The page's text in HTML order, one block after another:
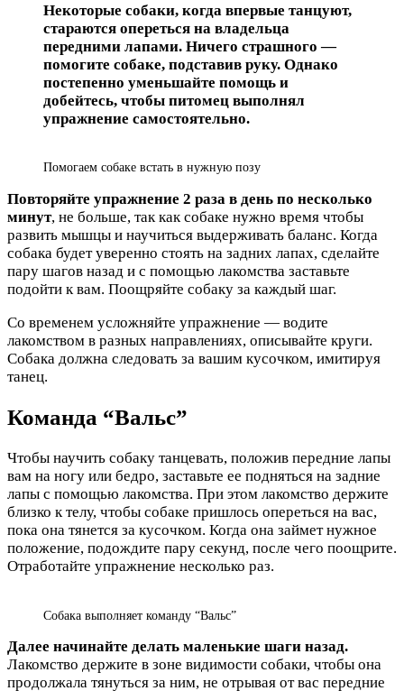
Некоторые собаки, когда впервые танцуют,
стараются опереться на владельца
передними лапами. Ничего страшного —
помогите собаке, подставив руку. Однако
постепенно уменьшайте помощь и
добейтесь, чтобы питомец выполнял
упражнение самостоятельно.
Помогаем собаке встать в нужную позу
Повторяйте упражнение 2 раза в день по несколько
минут, не больше, так как собаке нужно время чтобы
развить мышцы и научиться выдерживать баланс. Когда
собака будет уверенно стоять на задних лапах, сделайте
пару шагов назад и с помощью лакомства заставьте
подойти к вам. Поощряйте собаку за каждый шаг.
Со временем усложняйте упражнение — водите
лакомством в разных направлениях, описывайте круги.
Собака должна следовать за вашим кусочком, имитируя
танец.
Команда “Вальс”
Чтобы научить собаку танцевать, положив передние лапы
вам на ногу или бедро, заставьте ее подняться на задние
лапы с помощью лакомства. При этом лакомство держите
близко к телу, чтобы собаке пришлось опереться на вас,
пока она тянется за кусочком. Когда она займет нужное
положение, подождите пару секунд, после чего поощрите.
Отработайте упражнение несколько раз.
Собака выполняет команду “Вальс”
Далее начинайте делать маленькие шаги назад.
Лакомство держите в зоне видимости собаки, чтобы она
продолжала тянуться за ним, не отрывая от вас передние